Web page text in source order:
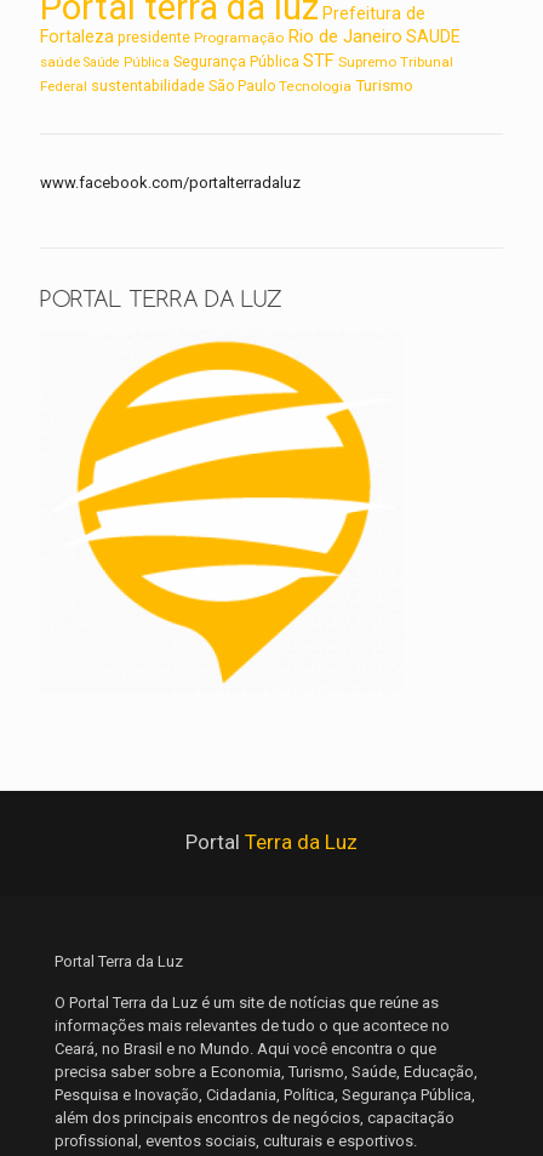
Prefeitura de
Fortaleza presidente Programação Rio de Janeiro SAUDE
saúde Saúde Pública Segurança Pública STF Supremo Tribunal
Federal sustentabilidade São Paulo Tecnologia Turismo
www.facebook.com/portalterradaluz
PORTAL TERRA DA LUZ
Portal Terra da Luz
Portal Terra da Luz
O Portal Terra da Luz é um site de notícias que reúne as
informações mais relevantes de tudo o que acontece no
Ceará, no Brasil e no Mundo. Aqui você encontra o que
precisa saber sobre a Economia, Turismo, Saúde, Educação,
Pesquisa e Inovação, Cidadania, Política, Segurança Pública,
além dos principais encontros de negócios, capacitação
profissional, eventos sociais, culturais e esportivos.